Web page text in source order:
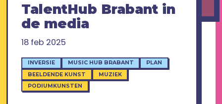
TalentHub Brabant in
de media
18 feb 2025
INVERSIE MUSIC HUB BRABANT
PLAN
BEELDENDE KUNST
MUZIEK
PODIUMKUNSTEN